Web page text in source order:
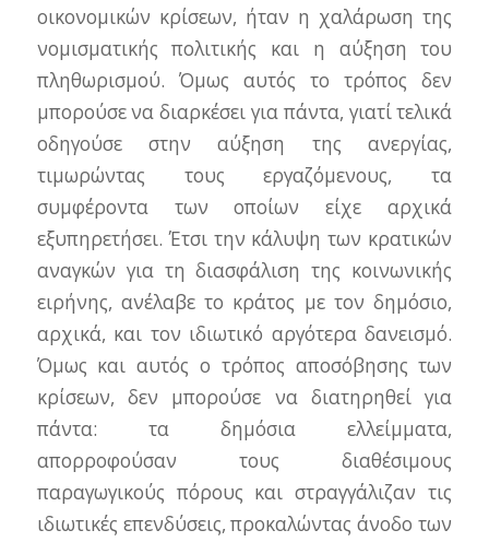
οικονομικών κρίσεων, ήταν η χαλάρωση της
νομισματικής πολιτικής και η αύξηση του
πληθωρισμού. Όμως αυτός το τρόπος δεν
μπορούσε να διαρκέσει για πάντα, γιατί τελικά
οδηγούσε στην αύξηση της ανεργίας,
τιμωρώντας τους εργαζόμενους, τα
συμφέροντα των οποίων είχε αρχικά
εξυπηρετήσει. Έτσι την κάλυψη των κρατικών
αναγκών για τη διασφάλιση της κοινωνικής
ειρήνης, ανέλαβε το κράτος με τον δημόσιο,
αρχικά, και τον ιδιωτικό αργότερα δανεισμό.
Όμως και αυτός ο τρόπος αποσόβησης των
κρίσεων, δεν μπορούσε να διατηρηθεί για
πάντα: τα δημόσια ελλείμματα,
απορροφούσαν τους διαθέσιμους
παραγωγικούς πόρους και στραγγάλιζαν τις
ιδιωτικές επενδύσεις, προκαλώντας άνοδο των